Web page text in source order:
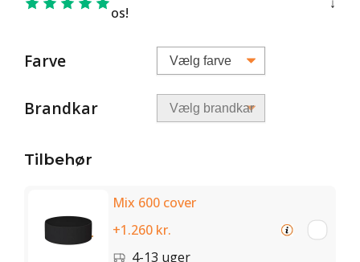
os!
Farve
Brandkar
Tilbehør
Mix 600 cover
+1.260 kr.
4-13 uger